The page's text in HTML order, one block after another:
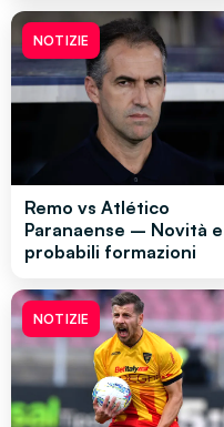
NOTIZIE
Remo vs Atlético
Paranaense – Novità e
probabili formazioni
NOTIZIE